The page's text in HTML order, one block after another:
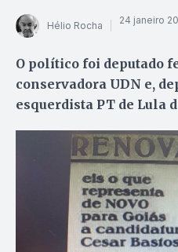
Hélio Rocha 24 janeiro
O político foi deputado
conservadora UDN e,
esquerdista PT de Lula